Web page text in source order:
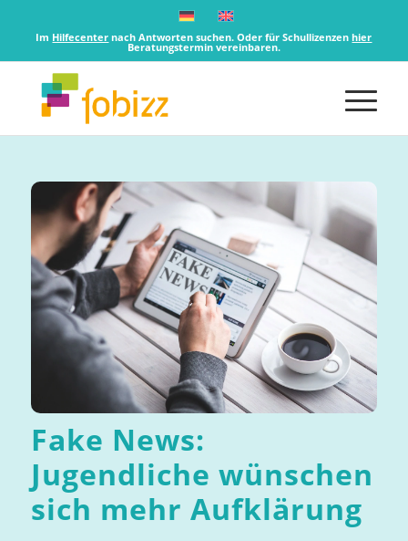
Im Hilfecenter nach Antworten suchen. Oder für Schullizenzenhier
Beratungstermin vereinbaren.
Fake News:
Jugendliche wünschen
sich mehr Aufklärung